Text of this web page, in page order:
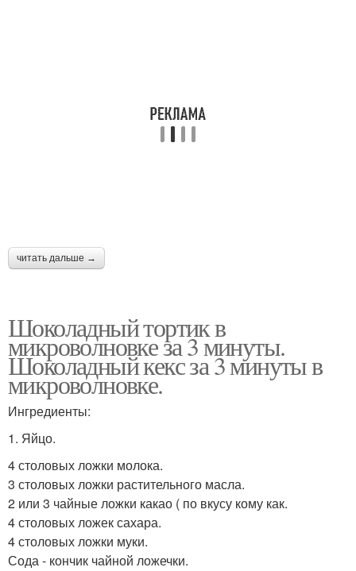
читать дальше →
Шоколадный тортик в
микроволновке за 3 минуты.
Шоколадный кекс за 3 минуты в
микроволновке.
Ингредиенты:
1. Яйцо.
4 столовых ложки молока.
3 столовых ложки растительного масла.
2 или 3 чайные ложки какао ( по вкусу кому как.
4 столовых ложек сахара.
4 столовых ложки муки.
Сода - кончик чайной ложечки.